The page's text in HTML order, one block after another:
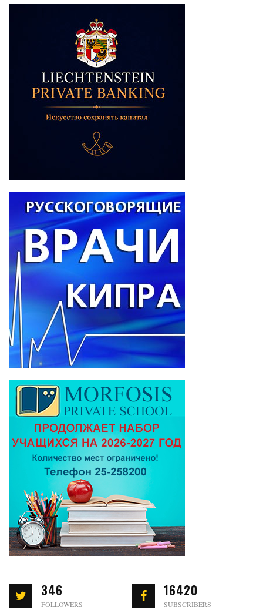
346
FOLLOWERS
16420
SUBSCRIBERS